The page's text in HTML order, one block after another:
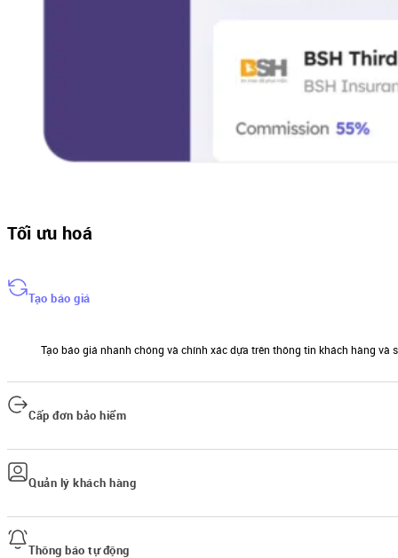
Tối ưu hoá
Tạo báo giá
Tạo báo giá nhanh chóng và chính xác dựa trên thông tin khách hàng và
Cấp đơn bảo hiểm
Quản lý khách hàng
Thông báo tự động